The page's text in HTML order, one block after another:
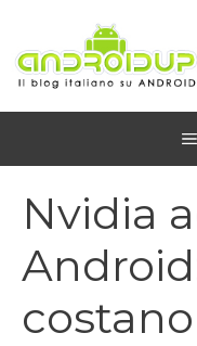
contenuto
Nvidia